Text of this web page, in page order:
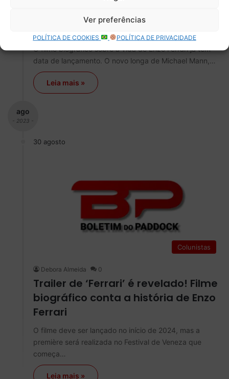
Ver preferências
POLÍTICA DE COOKIES POLÍTICA DE PRIVACIDADE
Ferrari ganha data de estreia no
Brasil
O filme biográfico sobre a vida de Enzo Ferrari já tem
data de lançamento. O novo longa de Michael Mann,…
Leia mais »
ago
- 2023 -
30 agosto
Colunistas
Debora Almeida 0
Trailer de ‘Ferrari’ é revelado! Filme
biográfico conta a história de Enzo
Ferrari
O filme deve ser lançado no início de 2024, mas a
première será realizada no Festival de Veneza que
começa…
Leia mais »